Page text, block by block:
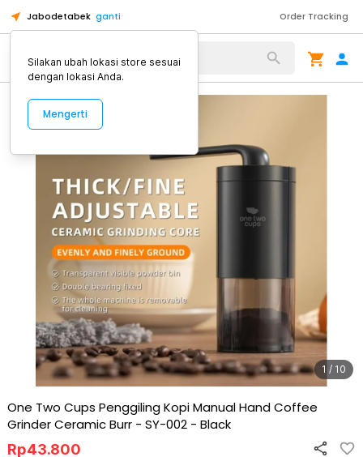
Jabodetabek ganti Order Tracking
Alat Kopi
1 / 10
One Two Cups Penggiling Kopi Manual Hand Coffee
Grinder Ceramic Burr - SY-002 - Black
Rp43.800
Silakan ubah lokasi store sesuai
dengan lokasi Anda.
Mengerti